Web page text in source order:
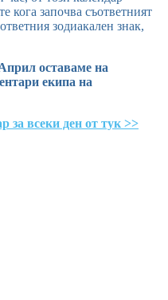
кога започва съответният
зодиакален знак,
оставаме на
екипа на
за всеки ден от тук >>